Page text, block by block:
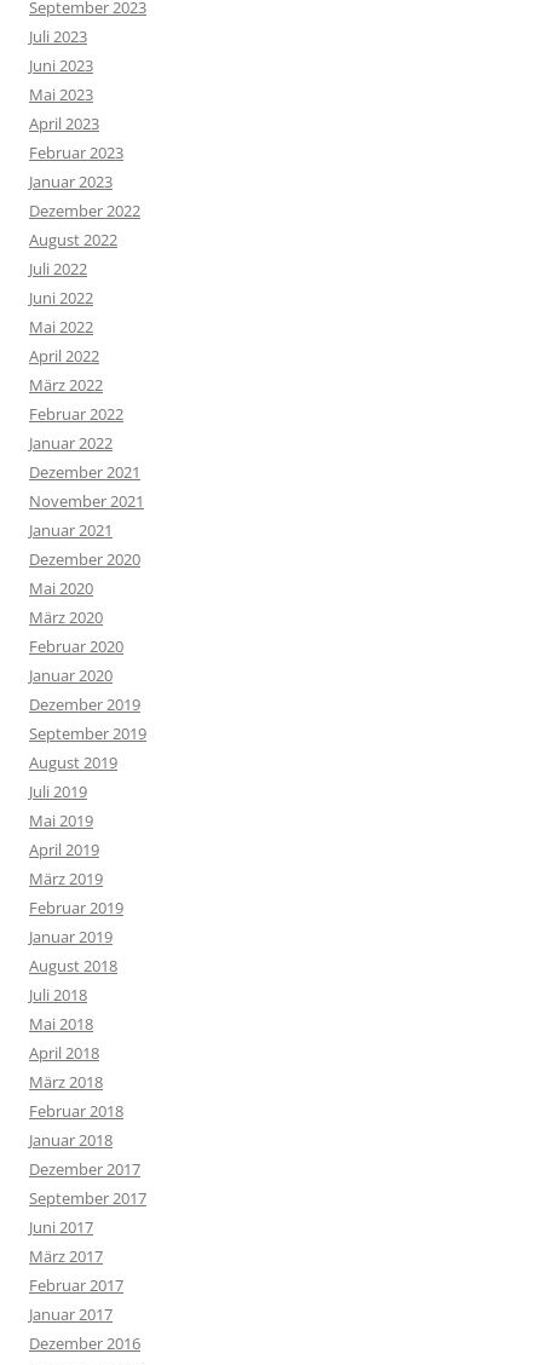
September 2023
Juli 2023
Juni 2023
Mai 2023
April 2023
Februar 2023
Januar 2023
Dezember 2022
August 2022
Juli 2022
Juni 2022
Mai 2022
April 2022
März 2022
Februar 2022
Januar 2022
Dezember 2021
November 2021
Januar 2021
Dezember 2020
Mai 2020
März 2020
Februar 2020
Januar 2020
Dezember 2019
September 2019
August 2019
Juli 2019
Mai 2019
April 2019
März 2019
Februar 2019
Januar 2019
August 2018
Juli 2018
Mai 2018
April 2018
März 2018
Februar 2018
Januar 2018
Dezember 2017
September 2017
Juni 2017
März 2017
Februar 2017
Januar 2017
Dezember 2016